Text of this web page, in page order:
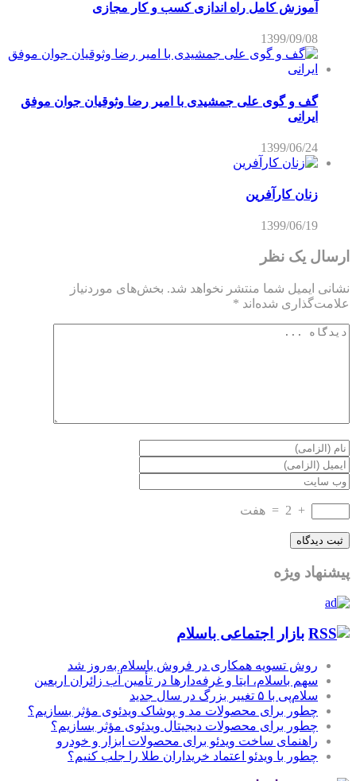
آموزش کامل راه اندازی کسب و کار مجازی
1399/09/08
گف و گوی علی جمشیدی با امیر رضا وثوقیان جوان موفق
ایرانی
1399/06/24
زنان کارآفرین
1399/06/19
ارسال یک نظر
نشانی ایمیل شما منتشر نخواهد شد. بخش‌های موردنیاز
علامت‌گذاری شده‌اند *
+
2
= هفت
پیشنهاد ویژه
بازار اجتماعی باسلام
روش تسویه همکاری در فروش باسلام به‌روز شد
سهم باسلام، ایتا و غرفه‌دارها در تأمین آب زائران اربعین
سلام‌پی با ۵ تغییر بزرگ در سال جدید
چطور برای محصولات مد و پوشاک ویدئوی مؤثر بسازیم؟
چطور برای محصولات دیجیتال ویدئوی مؤثر بسازیم؟
راهنمای ساخت ویدئو برای محصولات ابزار و خودرو
چطور با ویدئو اعتماد خریداران طلا را جلب کنیم؟